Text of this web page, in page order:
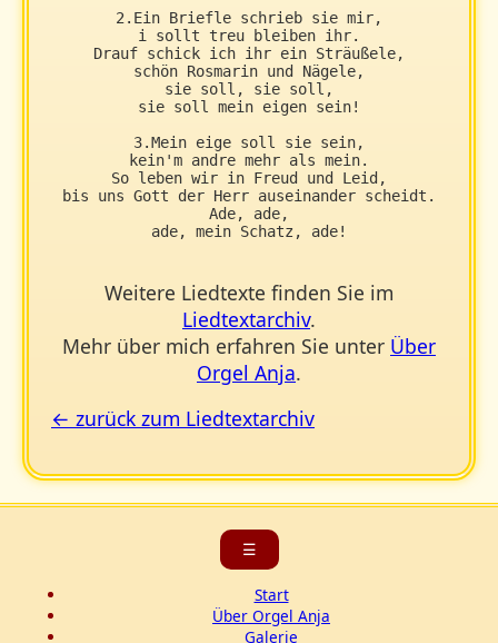
2.Ein Briefle schrieb sie mir,
i sollt treu bleiben ihr.
Drauf schick ich ihr ein Sträußele,
schön Rosmarin und Nägele,
sie soll, sie soll,
sie soll mein eigen sein!
3.Mein eige soll sie sein,
kein'm andre mehr als mein.
So leben wir in Freud und Leid,
bis uns Gott der Herr auseinander scheidt.
Ade, ade,
ade, mein Schatz, ade!
Weitere Liedtexte finden Sie im
Liedtextarchiv.
Mehr über mich erfahren Sie unter Über
Orgel Anja.
← zurück zum Liedtextarchiv
☰
Start
Über Orgel Anja
Galerie